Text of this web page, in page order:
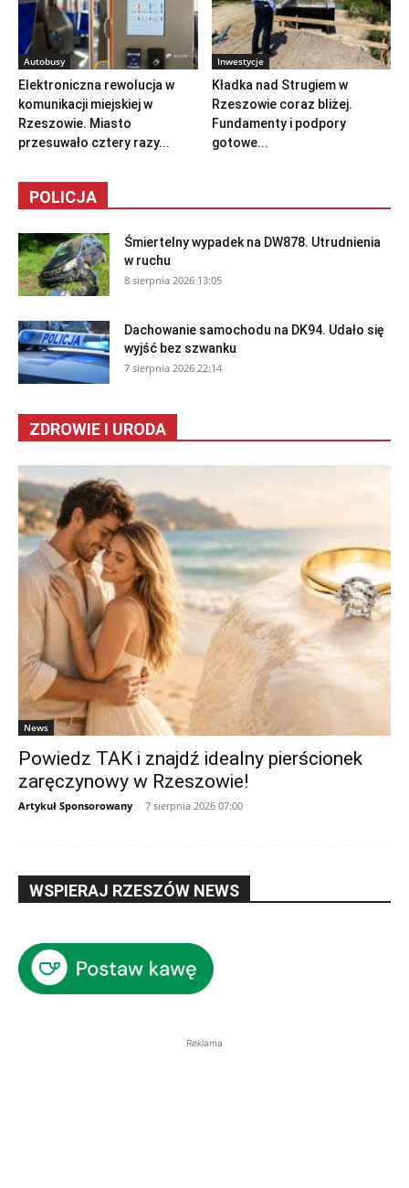
Autobusy
Elektroniczna rewolucja w
komunikacji miejskiej w
Rzeszowie. Miasto
przesuwało cztery razy...
Inwestycje
Kładka nad Strugiem w
Rzeszowie coraz bliżej.
Fundamenty i podpory
gotowe...
POLICJA
Śmiertelny wypadek na DW878. Utrudnienia
w ruchu
8 sierpnia 2026 13:05
Dachowanie samochodu na DK94. Udało się
wyjść bez szwanku
7 sierpnia 2026 22:14
ZDROWIE I URODA
News
Powiedz TAK i znajdź idealny pierścionek
zaręczynowy w Rzeszowie!
Artykuł Sponsorowany - 7 sierpnia 2026 07:00
WSPIERAJ RZESZÓW NEWS
Reklama